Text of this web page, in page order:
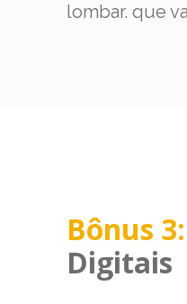
lombar. que
Bônus 3:
Digitais